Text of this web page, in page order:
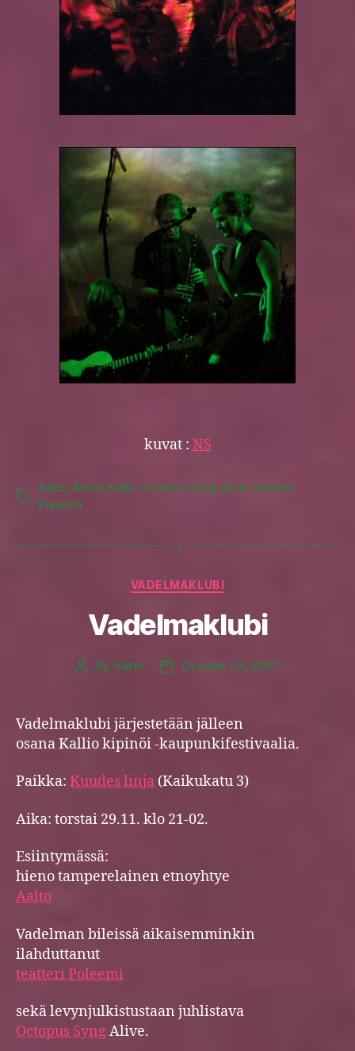
kuvat : NS
Tags
Aalto,Amos Kalki, octopus syng alive, teatteri
Poleemi
Categories
VADELMAKLUBI
Vadelmaklubi
Post
By Vattu
PostOctober 24, 2007
Vadelmaklubi järjestetään jälleen
osana Kallio kipinöi -kaupunkifestivaalia.
Paikka: Kuudes linja (Kaikukatu 3)
Aika: torstai 29.11. klo 21-02.
Esiintymässä:
hieno tamperelainen etnoyhtye
Aalto
Vadelman bileissä aikaisemminkin
ilahduttanut
teatteri Poleemi
sekä levynjulkistustaan juhlistava
Octopus SyngAlive.